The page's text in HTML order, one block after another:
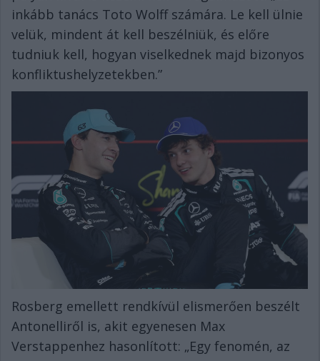
inkább tanács Toto Wolff számára. Le kell ülnie
velük, mindent át kell beszélniük, és előre
tudniuk kell, hogyan viselkednek majd bizonyos
konfliktushelyzetekben.”
Rosberg emellett rendkívül elismerően beszélt
Antonelliről is, akit egyenesen Max
Verstappenhez hasonlított: „Egy fenomén, az